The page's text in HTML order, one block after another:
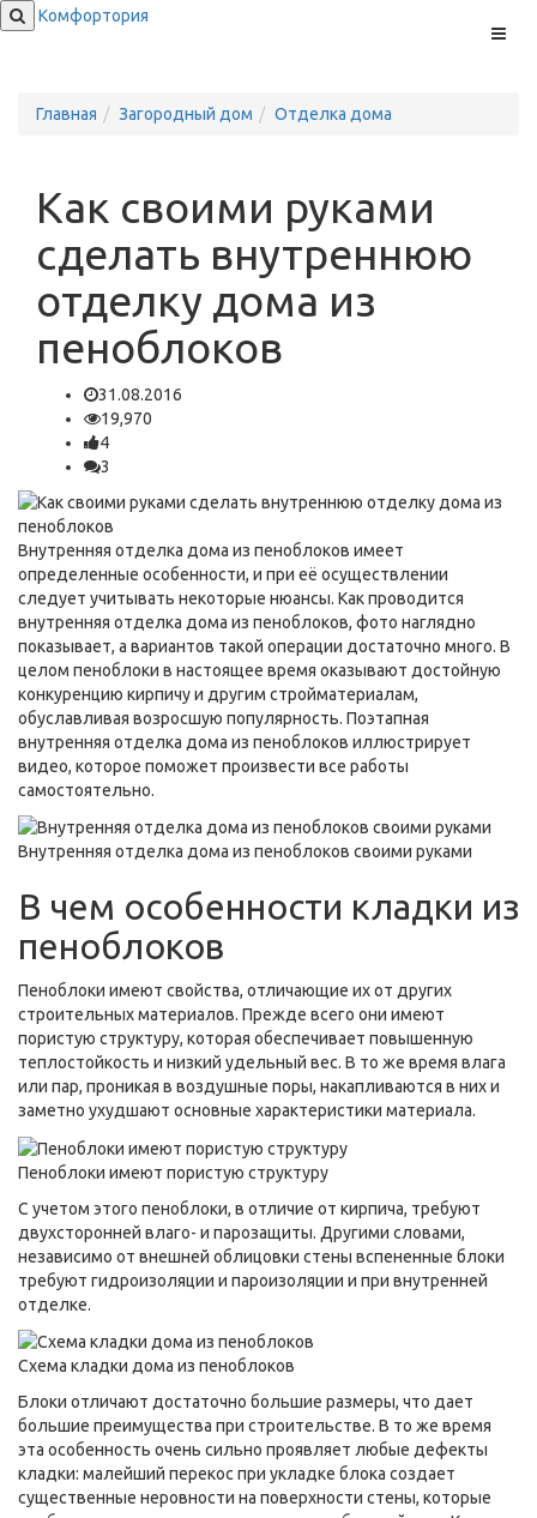
Меню
Комфортория
Главная Загородный дом Отделка дома
Как своими руками
сделать внутреннюю
отделку дома из
пеноблоков
31.08.2016
19,970
4
3
Внутренняя отделка дома из пеноблоков имеет
определенные особенности, и при её осуществлении
следует учитывать некоторые нюансы. Как проводится
внутренняя отделка дома из пеноблоков, фото наглядно
показывает, а вариантов такой операции достаточно много. В
целом пеноблоки в настоящее время оказывают достойную
конкуренцию кирпичу и другим стройматериалам,
обуславливая возросшую популярность. Поэтапная
внутренняя отделка дома из пеноблоков иллюстрирует
видео, которое поможет произвести все работы
самостоятельно.
Внутренняя отделка дома из пеноблоков своими руками
В чем особенности кладки из
пеноблоков
Пеноблоки имеют свойства, отличающие их от других
строительных материалов. Прежде всего они имеют
пористую структуру, которая обеспечивает повышенную
теплостойкость и низкий удельный вес. В то же время влага
или пар, проникая в воздушные поры, накапливаются в них и
заметно ухудшают основные характеристики материала.
Пеноблоки имеют пористую структуру
С учетом этого пеноблоки, в отличие от кирпича, требуют
двухсторонней влаго- и парозащиты. Другими словами,
независимо от внешней облицовки стены вспененные блоки
требуют гидроизоляции и пароизоляции и при внутренней
отделке.
Схема кладки дома из пеноблоков
Блоки отличают достаточно большие размеры, что дает
большие преимущества при строительстве. В то же время
эта особенность очень сильно проявляет любые дефекты
кладки: малейший перекос при укладке блока создает
существенные неровности на поверхности стены, которые